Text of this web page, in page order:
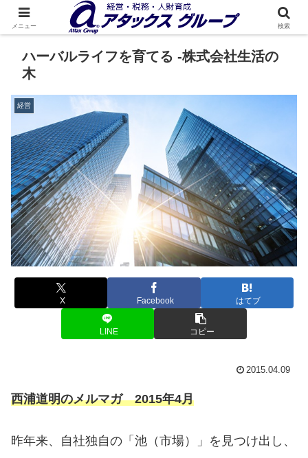
ハーバルライフを育てる -株式会社生活の
木
経営
X Facebook はてブ
LINE コピー
2015.04.09
西浦道明のメルマガ 2015年4月
昨年来、自社独自の「池（市場）」を見つけ出し、
メニュー 検索